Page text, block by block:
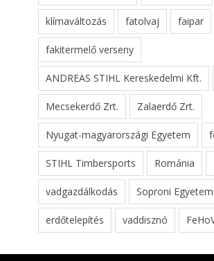
klímaváltozás fatolvaj faipar
fakitermelő verseny
ANDREAS STIHL Kereskedelmi Kft.
Mecsekerdő Zrt. Zalaerdő Zrt.
Nyugat-magyarországi Egyetem
STIHL Timbersports Románia
vadgazdálkodás Soproni Egyetem
erdőtelepítés vaddisznó